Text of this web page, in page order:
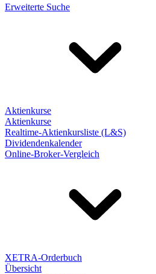
Erweiterte Suche
Aktienkurse
Aktienkurse
Realtime-Aktienkursliste (L&S)
Dividendenkalender
Online-Broker-Vergleich
XETRA-Orderbuch
Übersicht